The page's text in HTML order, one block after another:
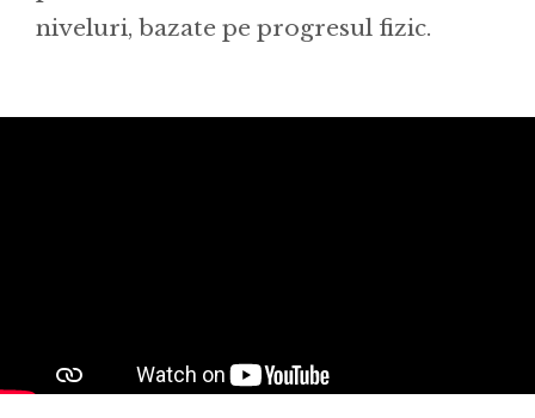
niveluri, bazate pe progresul fizic.